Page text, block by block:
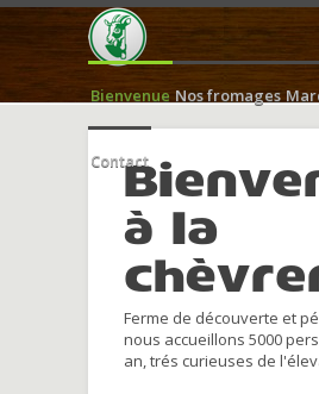
Bienvenue Nos fromages
Contact
à la
Ferme de découverte et
nous accueillons 5000
an, trés curieuses de